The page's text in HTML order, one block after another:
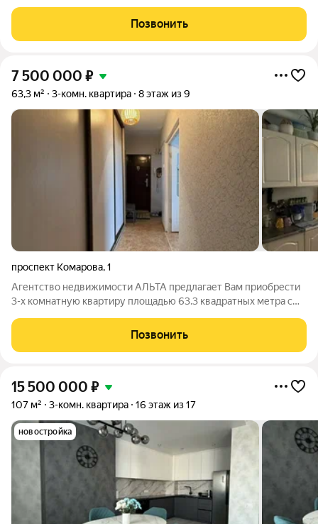
наполнена солнечным светом в течение всего дня и обладает
действительно уютной,
Позвонить
7 500 000 ₽
63,3 м² 3-комн. квартира 8 этаж из 9
проспект Комарова,1
Агентство недвижимости АЛЬТА предлагает Вам приобрести
3-х комнатную квартиру площадью 63.3 квадратных метра с
с собственным ТСЖ "На Комарова". В подвале дома поменяны
все коммуникации, в
Позвонить
15 500 000 ₽
107 м² 3-комн. квартира 16 этаж из 17
новостройка